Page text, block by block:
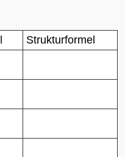
Strukturformel